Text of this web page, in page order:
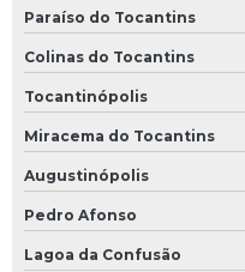
Paraíso do Tocantins
Colinas do Tocantins
Tocantinópolis
Miracema do Tocantins
Augustinópolis
Pedro Afonso
Lagoa da Confusão